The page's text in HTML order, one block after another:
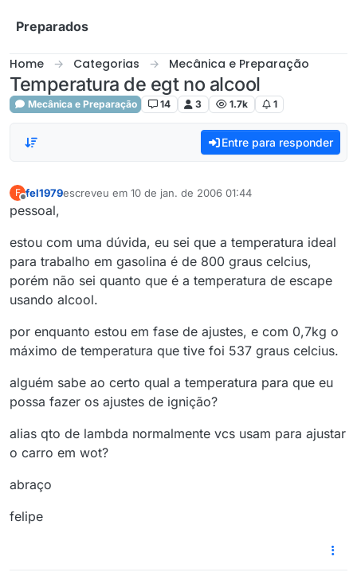
Preparados
Home Categorias Mecânica e Preparação
Temperatura de egt no alcool
Mecânica e Preparação 14 3 1.7k 1
Entre para responder
F
Offline
fel1979escreveu em 10 de jan. de 2006 01:44
última edição por
pessoal,
estou com uma dúvida, eu sei que a temperatura ideal
para trabalho em gasolina é de 800 graus celcius,
porém não sei quanto que é a temperatura de escape
usando alcool.
por enquanto estou em fase de ajustes, e com 0,7kg o
máximo de temperatura que tive foi 537 graus celcius.
alguém sabe ao certo qual a temperatura para que eu
possa fazer os ajustes de ignição?
alias qto de lambda normalmente vcs usam para ajustar
o carro em wot?
abraço
felipe